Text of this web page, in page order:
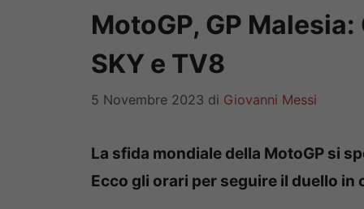
MotoGP, GP
SKY e TV8
5 Novembre 2023 di Giovanni Messi
La sfida mondiale della MotoGP si
Ecco gli orari per seguire il duello in